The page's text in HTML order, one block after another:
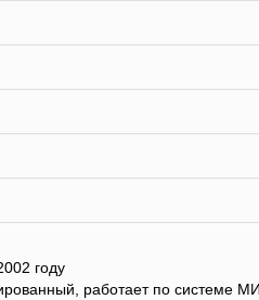
году
работает по системе